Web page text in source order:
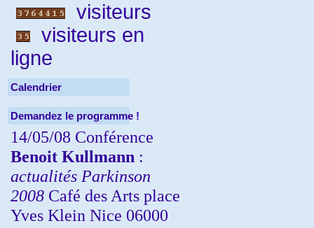
visiteurs
visiteurs en
ligne
Calendrier
Demandez le programme !
14/05/08 Conférence
Benoit Kullmann :
actualités Parkinson
2008 Café des Arts place
Yves Klein Nice 06000